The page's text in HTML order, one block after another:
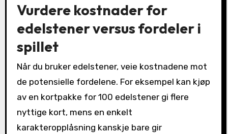
Vurdere kostnader for
edelstener versus fordeler i
spillet
Når du bruker edelstener, veie kostnadene mot
de potensielle fordelene. For eksempel kan kjøp
av en kortpakke for 100 edelstener gi flere
nyttige kort, mens en enkelt
karakteropplåsning kanskje bare gir